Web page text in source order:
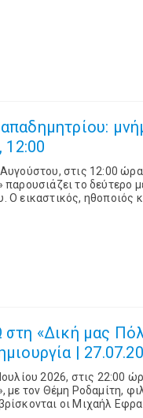
12:00
στις 12:00
παρουσιάζει το δεύτερο
«Δική μας
|
2026, στις 22:00
με τον Θέμη Ροδαμίτη,
οι Μιχαήλ